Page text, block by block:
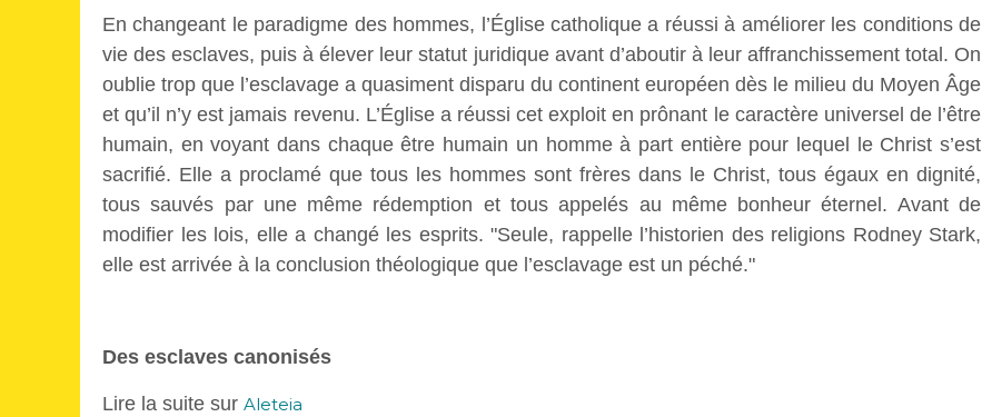
En changeant le paradigme des hommes, l’Église catholique a réussi à améliorer les conditions de
vie des esclaves, puis à élever leur statut juridique avant d’aboutir à leur affranchissement total. On
oublie trop que l’esclavage a quasiment disparu du continent européen dès le milieu du Moyen Âge
et qu’il n’y est jamais revenu. L’Église a réussi cet exploit en prônant le caractère universel de l’être
humain, en voyant dans chaque être humain un homme à part entière pour lequel le Christ s’est
sacrifié. Elle a proclamé que tous les hommes sont frères dans le Christ, tous égaux en dignité,
tous sauvés par une même rédemption et tous appelés au même bonheur éternel. Avant de
modifier les lois, elle a changé les esprits. "Seule, rappelle l’historien des religions Rodney Stark,
elle est arrivée à la conclusion théologique que l’esclavage est un péché."
Des esclaves canonisés
Lire la suite sur Aleteia